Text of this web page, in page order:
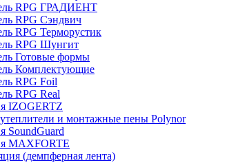
RPG ГРАДИЕНТ
RPG Сэндвич
RPG Терморустик
RPG Шунгит
Готовые формы
Комплектующие
RPG Foil
RPG Real
IZOGERTZ
и монтажные пены Polynor
SoundGuard
MAXFORTE
(демпферная лента)